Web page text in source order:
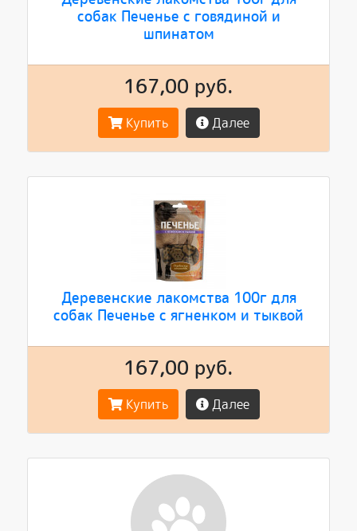
собак Печенье с говядиной и
шпинатом
167,00 руб.
Купить Далее
Деревенские лакомства 100г для
собак Печенье с ягненком и тыквой
167,00 руб.
Купить Далее